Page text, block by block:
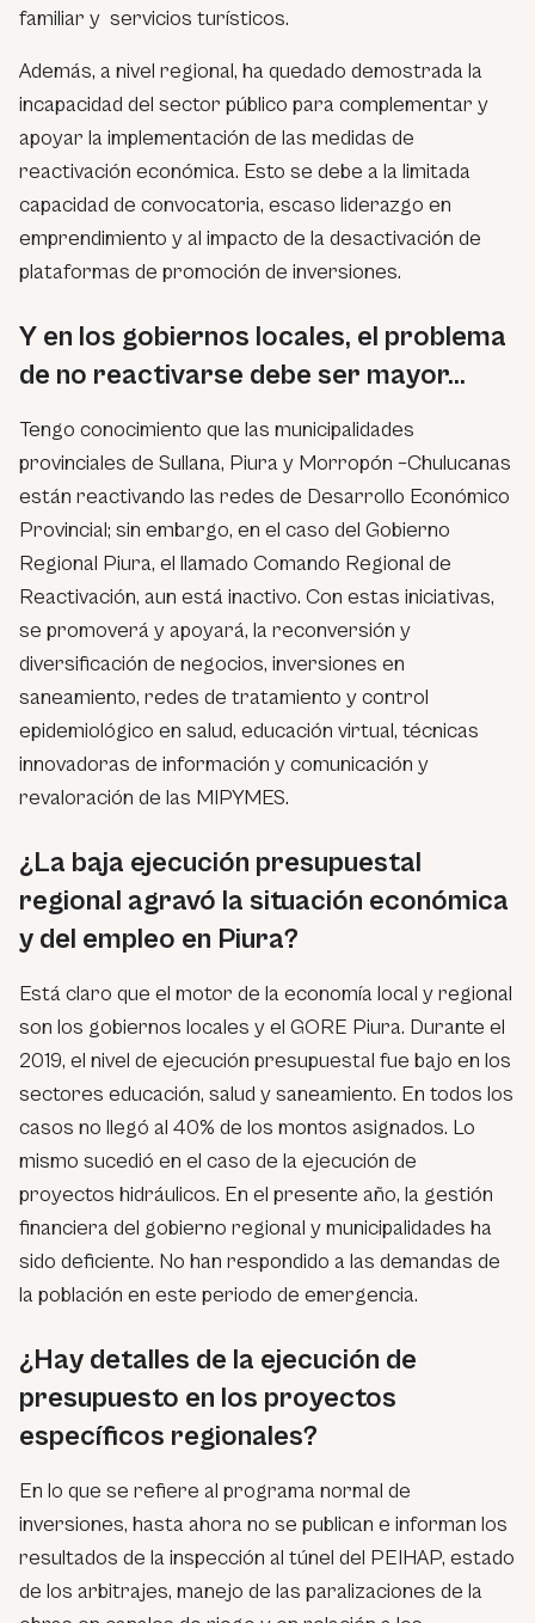
familiar y servicios turísticos.
Además, a nivel regional, ha quedado demostrada la
incapacidad del sector público para complementar y
apoyar la implementación de las medidas de
reactivación económica. Esto se debe a la limitada
capacidad de convocatoria, escaso liderazgo en
emprendimiento y al impacto de la desactivación de
plataformas de promoción de inversiones.
Y en los gobiernos locales, el problema
de no reactivarse debe ser mayor…
Tengo conocimiento que las municipalidades
provinciales de Sullana, Piura y Morropón –Chulucanas
están reactivando las redes de Desarrollo Económico
Provincial; sin embargo, en el caso del Gobierno
Regional Piura, el llamado Comando Regional de
Reactivación, aun está inactivo. Con estas iniciativas,
se promoverá y apoyará, la reconversión y
diversificación de negocios, inversiones en
saneamiento, redes de tratamiento y control
epidemiológico en salud, educación virtual, técnicas
innovadoras de información y comunicación y
revaloración de las MIPYMES.
¿La baja ejecución presupuestal
regional agravó la situación económica
y del empleo en Piura?
Está claro que el motor de la economía local y regional
son los gobiernos locales y el GORE Piura. Durante el
2019, el nivel de ejecución presupuestal fue bajo en los
sectores educación, salud y saneamiento. En todos los
casos no llegó al 40% de los montos asignados. Lo
mismo sucedió en el caso de la ejecución de
proyectos hidráulicos. En el presente año, la gestión
financiera del gobierno regional y municipalidades ha
sido deficiente. No han respondido a las demandas de
la población en este periodo de emergencia.
¿Hay detalles de la ejecución de
presupuesto en los proyectos
específicos regionales?
En lo que se refiere al programa normal de
inversiones, hasta ahora no se publican e informan los
resultados de la inspección al túnel del PEIHAP, estado
de los arbitrajes, manejo de las paralizaciones de la